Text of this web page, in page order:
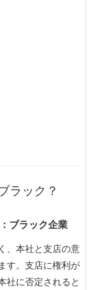
ラック？
ブラック企業
、本社と支店の意
す。支店に権利が
社に否定されると